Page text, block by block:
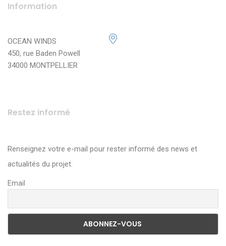
Information
OCEAN WINDS
450, rue Baden Powell
34000 MONTPELLIER
Restez informé
Renseignez votre e-mail pour rester informé des news et
actualités du projet.
Email